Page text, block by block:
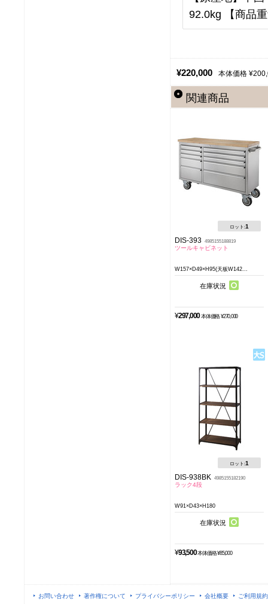
92.0kg 【商品
¥220,000 本体価格
関連商品
ロット:1
DIS-393 4985155188819
ツールキャビネット
W157×D49×H95(天板W142...
在庫状況
¥297,000 本体価格 ¥270,000
ロット:1
DIS-938BK 4985155182190
ラック4段
W91×D43×H180
在庫状況
¥93,500 本体価格 ¥85,000
お問い合わせ 著作権について プライバシーポリシー 会社概要 ご利用規約